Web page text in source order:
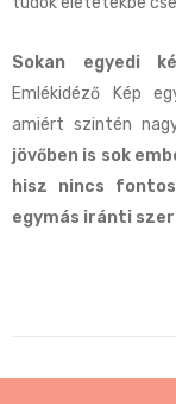
Sokan egyedi
Emlékidéző Kép
amiért szintén
jövőben is sok
hisz nincs
egymás iránti